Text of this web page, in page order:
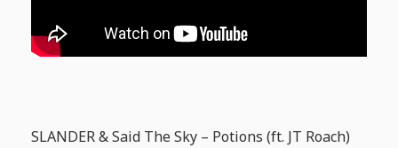
SLANDER & Said The Sky – Potions (ft. JT Roach)